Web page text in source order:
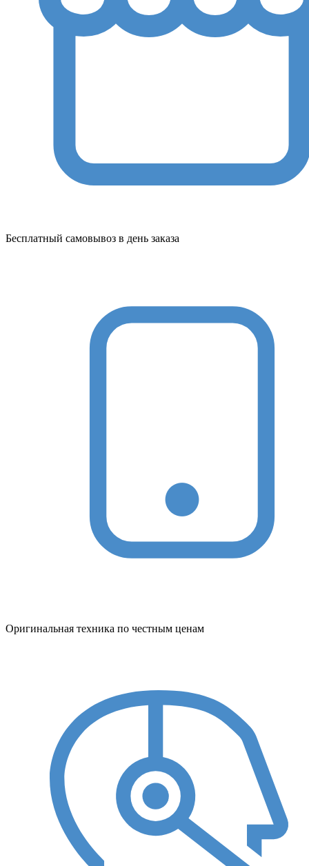
Бесплатный самовывоз в день заказа
Оригинальная техника по честным ценам